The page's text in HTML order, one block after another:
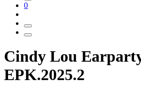
0
Cindy Lou
EPK.2025.2